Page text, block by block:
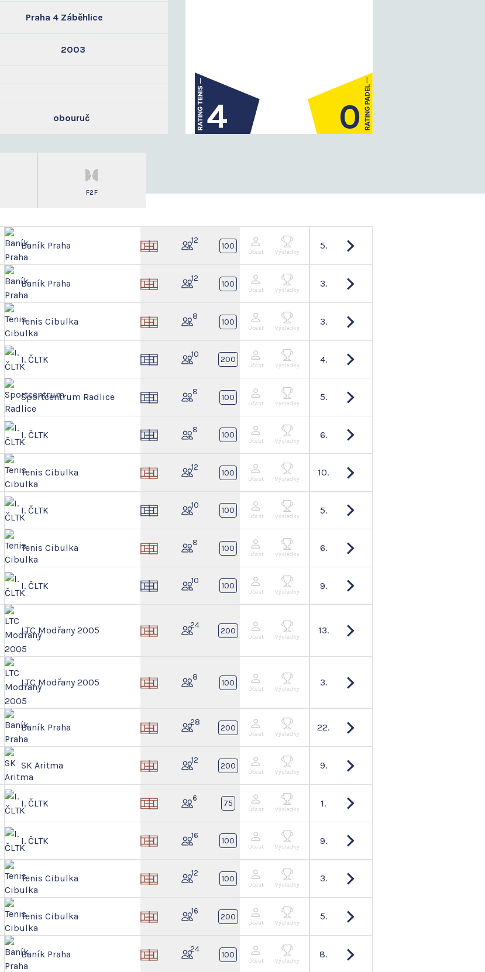
Praha 4 Záběhlice
2003
obouruč 4 0
F2F
Baník Praha 12
100 5.
Účast Výsledky
Baník Praha 12
100 3.
Účast Výsledky
Tenis Cibulka 8
100 3.
Účast Výsledky
I. ČLTK 10
200 4.
Účast Výsledky
Sportcentrum Radlice 8
100 5.
Účast Výsledky
I. ČLTK 8
100 6.
Účast Výsledky
Tenis Cibulka 12
100 10.
Účast Výsledky
I. ČLTK 10
100 5.
Účast Výsledky
Tenis Cibulka 8
100 6.
Účast Výsledky
I. ČLTK 10
100 9.
Účast Výsledky
LTC Modřany 2005 24
200 13.
Účast Výsledky
LTC Modřany 2005 8
100 3.
Účast Výsledky
Baník Praha 28
200 22.
Účast Výsledky
SK Aritma 12
200 9.
Účast Výsledky
I. ČLTK 6
75 1.
Účast Výsledky
I. ČLTK 16
100 9.
Účast Výsledky
Tenis Cibulka 12
100 3.
Účast Výsledky
Tenis Cibulka 16
200 5.
Účast Výsledky
Baník Praha 24
100 8.
Účast Výsledky